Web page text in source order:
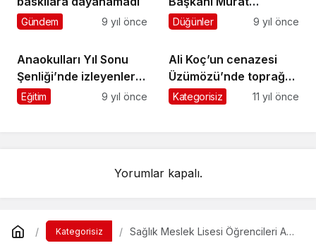
Gündem 9 yıl önce
Topkara’nın kızı
Düğünler 9 yıl önce
Anaokulları Yıl Sonu
Şenliği’nde izleyenleri
eğlendirdi
Eğitim 9 yıl önce
Ali Koç’un cenazesi
Üzümözü’nde toprağa
verildi
Kategorisiz 11 yıl önce
Yorumlar kapalı.
Kategorisiz
Sağlık Meslek Lisesi Öğrencileri AB